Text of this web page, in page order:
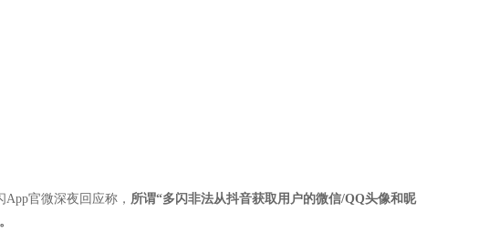
官微深夜回应称， 所谓“多闪非法从抖音获取用户的微信/QQ头像和昵